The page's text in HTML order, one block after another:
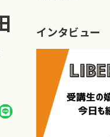
インタビュー